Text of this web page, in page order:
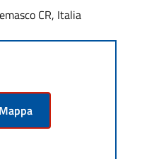
CR, Italia